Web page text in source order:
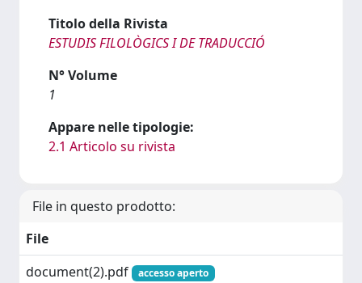
Titolo della Rivista
ESTUDIS FILOLÒGICS I DE TRADUCCIÓ
N° Volume
1
Appare nelle tipologie:
2.1 Articolo su rivista
File in questo prodotto:
File
document(2).pdf
accesso aperto